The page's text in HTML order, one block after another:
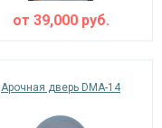
от 39,000руб.
Арочная дверь DMA-14